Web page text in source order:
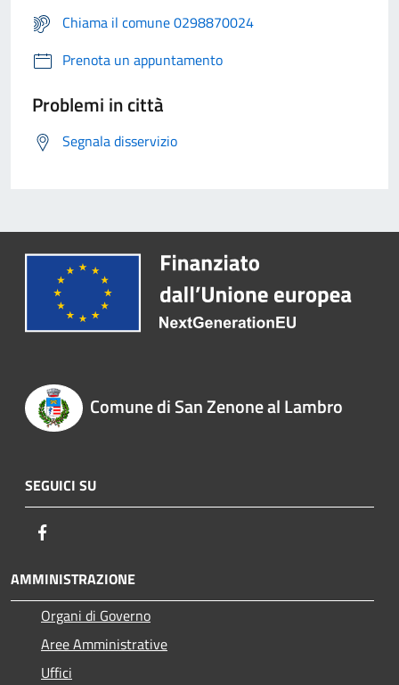
Chiama il comune 0298870024
Prenota un appuntamento
Problemi in città
Segnala disservizio
Comune di San Zenone al Lambro
SEGUICI SU
AMMINISTRAZIONE
Organi di Governo
Aree Amministrative
Uffici